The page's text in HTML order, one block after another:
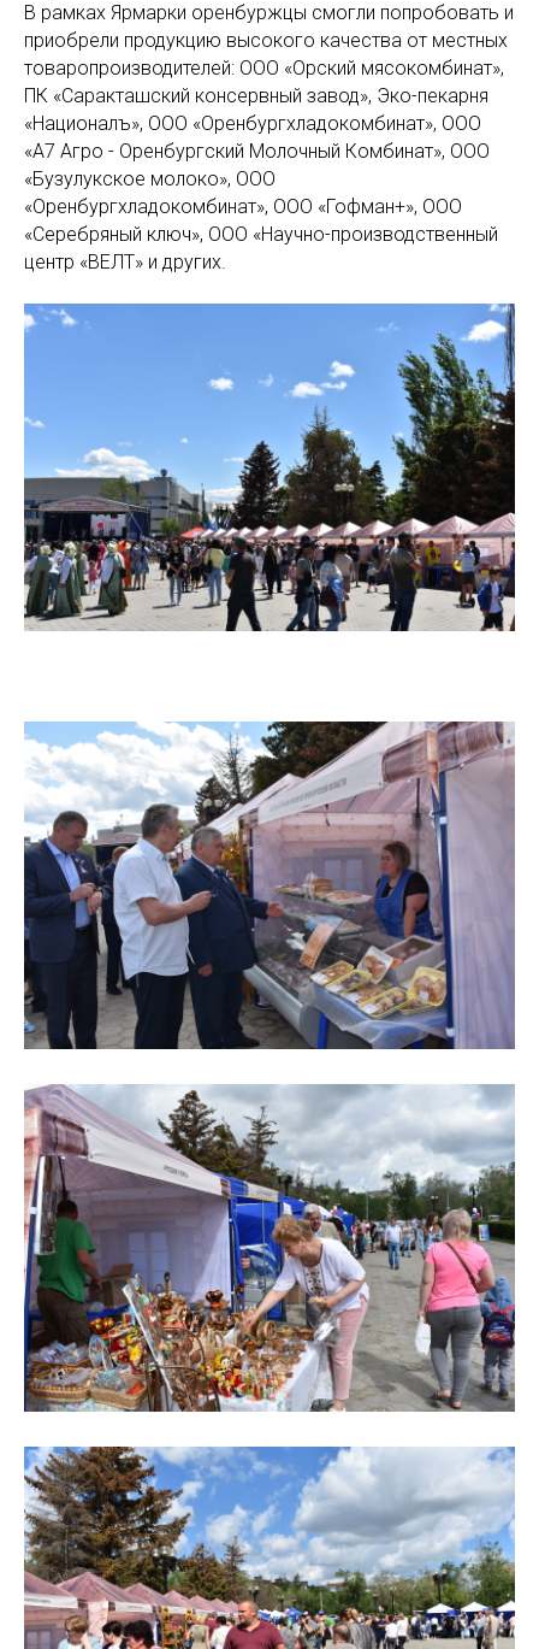
В рамках Ярмарки оренбуржцы смогли попробовать и
приобрели продукцию высокого качества от местных
товаропроизводителей: ООО «Орский мясокомбинат»,
ПК «Саракташский консервный завод», Эко-пекарня
«Националъ», ООО «Оренбургхладокомбинат», ООО
«А7 Агро - Оренбургский Молочный Комбинат», ООО
«Бузулукское молоко», ООО
«Оренбургхладокомбинат», ООО «Гофман+», ООО
«Серебряный ключ», ООО «Научно-производственный
центр «ВЕЛТ» и других.